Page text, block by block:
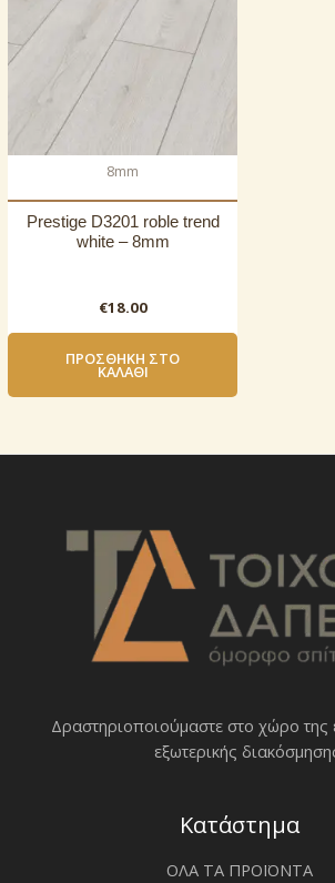
8mm
Prestige D3201 roble trend
white – 8mm
€18.00
ΠΡΟΣΘΉΚΗ ΣΤΟ
ΚΑΛΆΘΙ
Δραστηριοποιoύμαστε στο χώρο της
εξωτερικής
Κατάστημα
ΟΛΑ ΤΑ ΠΡΟΪΟΝΤΑ